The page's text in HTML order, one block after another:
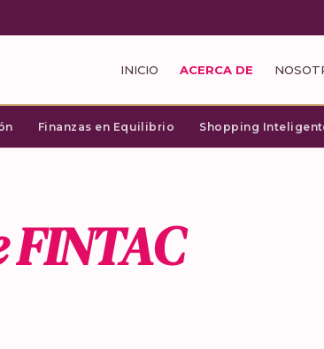
INICIO ACERCA DE
Finanzas en Equilibrio Shopping
FINTAC